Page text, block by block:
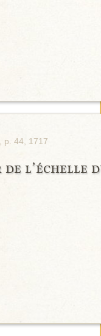
, p. 44, 1717
l’échelle